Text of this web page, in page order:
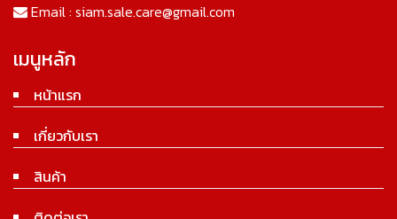
Email : siam.sale.care@gmail.com
เมนูหลัก
หน้าแรก
เกี่ยวกับเรา
สินค้า